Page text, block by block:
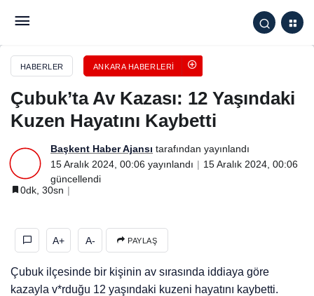
HABERLER ANKARA HABERLERI
Çubuk’ta Av Kazası: 12 Yaşındaki
Kuzen Hayatını Kaybetti
Başkent Haber Ajansı tarafından yayınlandı
15 Aralık 2024, 00:06 yayınlandı
15 Aralık 2024, 00:06
güncellendi
0dk, 30sn
A+ A- PAYLAŞ
Çubuk ilçesinde bir kişinin av sırasında iddiaya göre
kazayla v*rduğu 12 yaşındaki kuzeni hayatını kaybetti.
Çubuk’ta Av Kazası: 12 Yaşındaki Kuzen Hayatını
Kaybetti